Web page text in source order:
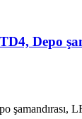
Depo
şamandırası,